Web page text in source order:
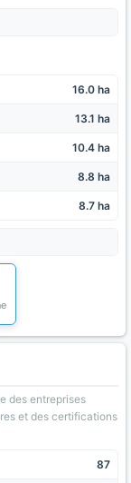
16.0 ha
13.1 ha
10.4 ha
8.8 ha
8.7 ha
des entreprises
et des certifications
87